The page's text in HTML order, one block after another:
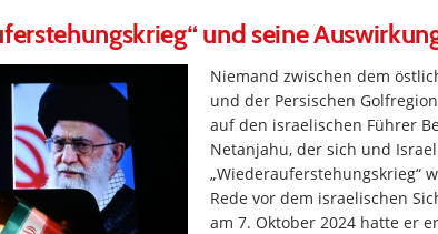
und seine
Niemand zwischen dem
und der Persischen
auf den israelischen Führer
Netanjahu, der sich und
„Wiederauferstehungskrieg“
Rede vor dem israelischen
am 7. Oktober 2024 hatte er